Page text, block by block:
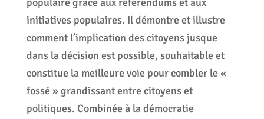
initiatives populaires. Il démontre et illustre
comment l’implication des citoyens jusque
dans la décision est possible, souhaitable et
constitue la meilleure voie pour combler le «
fossé » grandissant entre citoyens et
politiques. Combinée à la démocratie